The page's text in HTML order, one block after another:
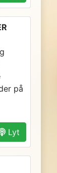
på
Lyt